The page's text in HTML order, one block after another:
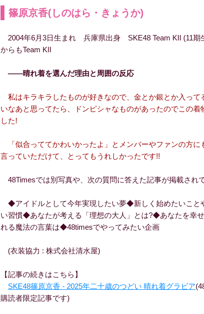
篠原京香(しのはら・きょうか)
2004年6月3日生まれ 兵庫県出身 SKE48 Team KII (11期
からもTeam KII
――晴れ着を選んだ理由と周囲の反応
私はキラキラしたものが好きなので、金とか銀とか入って
いなあと思ってたら、ドンピシャなものがあったのでこの着
した!
「似合っててかわいかったよ」とメンバーやファンの方に
言っていただけて、とってもうれしかったです!!
48Timesでは別写真や、次の質問に答えた記事が掲載されて
◆アイドルとして今年実現したい夢◆新しく始めたいこと
い習慣◆あなたが考える「理想の大人」とは?◆あなたを幸せ
れる魔法の言葉は◆48timesでやってみたい企画
(衣装協力 : 株式会社清水屋)
【記事の続きはこちら】
SKE48篠原京香 - 2025年二十歳のつどい 晴れ着グラビア
購読者限定記事です)